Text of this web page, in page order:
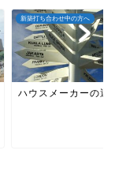
新築打ち合わせ中の方へ
ハウスメーカーの選